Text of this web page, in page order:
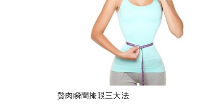
贅肉瞬間掩眼三大法